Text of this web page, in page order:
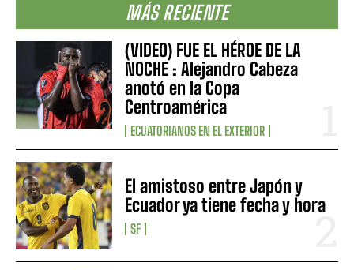
MÁS RECIENTE
(VIDEO) FUE EL HÉROE DE LA
NOCHE : Alejandro Cabeza
anotó en la Copa
Centroamérica
ECUATORIANOS EN EL EXTERIOR
El amistoso entre Japón y
Ecuador ya tiene fecha y hora
SF